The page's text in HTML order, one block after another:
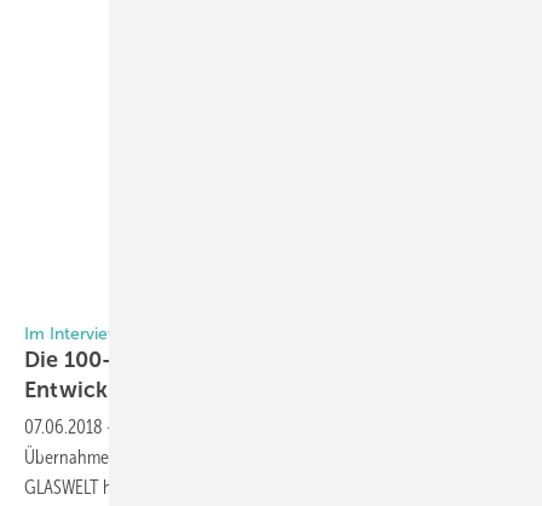
Im Interview mit Lars Rippstein
Die 100-Tage-Bilanz zeigt positive
Entwicklungen beim
07.06.2018 -
Übernahme der Geschäftsführung von Lars Rippstein vorbei, die
GLASWELT hat aber trotzdem einen Besuch in der neuen